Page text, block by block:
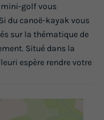
Congélateur
MERCANTOUR
mini-golf vous
du canoë-kayak vous
sur la thématique de
Situé dans la
espère rendre votre